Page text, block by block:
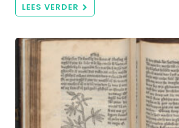
LEES VERDER